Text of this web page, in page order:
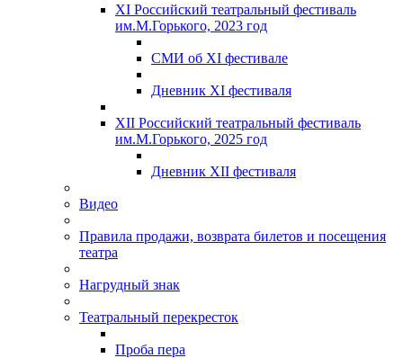
XI Российский театральный фестиваль
им.М.Горького, 2023 год
СМИ об XI фестивале
Дневник XI фестиваля
XII Российский театральный фестиваль
им.М.Горького, 2025 год
Дневник XII фестиваля
Видео
Правила продажи, возврата билетов и посещения
театра
Нагрудный знак
Театральный перекресток
Проба пера